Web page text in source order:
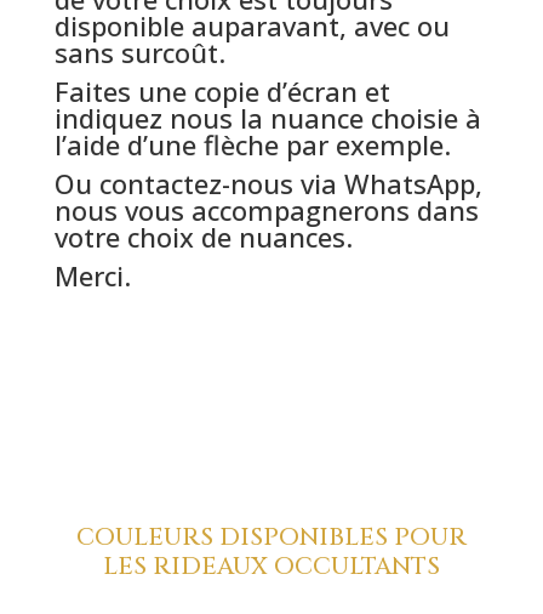
disponible auparavant, avec ou
sans surcoût.
Faites une copie d’écran et
indiquez nous la nuance choisie à
l’aide d’une flèche par exemple.
Ou contactez-nous via WhatsApp,
nous vous accompagnerons dans
votre choix de nuances.
Merci.
COULEURS DISPONIBLES POUR
LES RIDEAUX OCCULTANTS